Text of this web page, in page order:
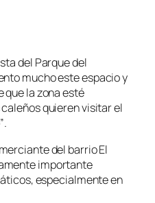
del Parque del
mucho este espacio y
que la zona esté
quieren visitar el
.
del barrio El
importante
especialmente en